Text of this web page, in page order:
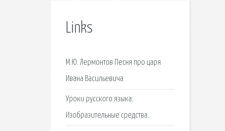
Links
М.Ю. Лермонтов Песня про царя
Ивана Васильевича
Уроки русского языка:
Изобразительные средства.